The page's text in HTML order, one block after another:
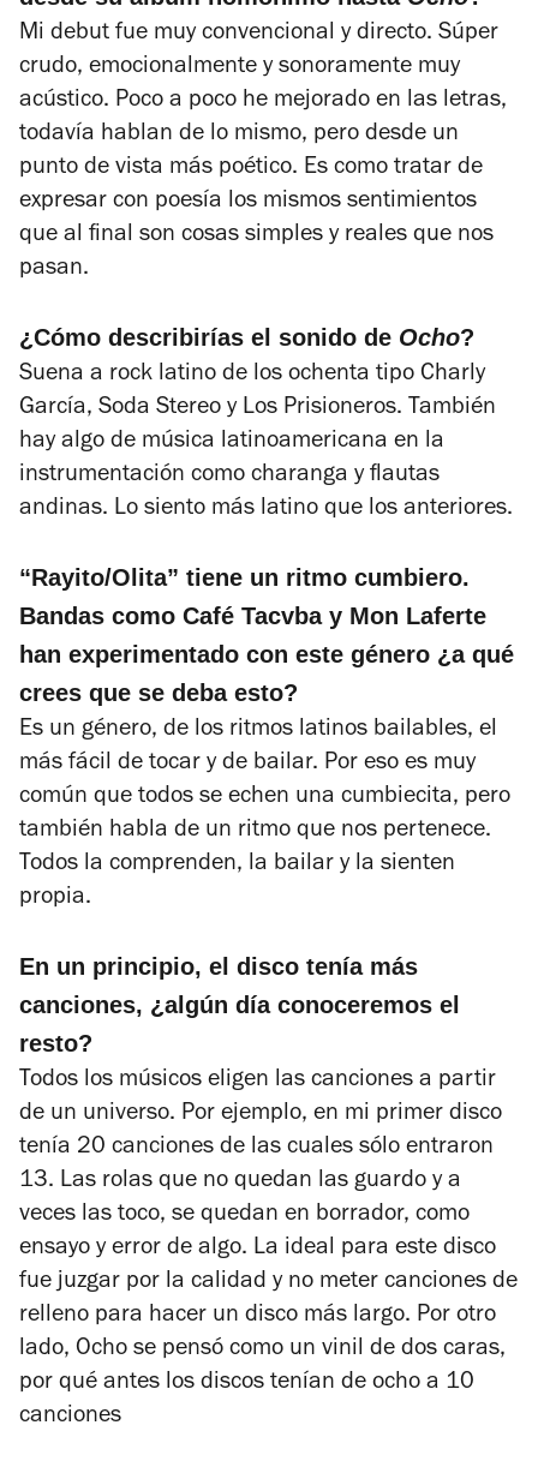
Mi debut fue muy convencional y directo. Súper
crudo, emocionalmente y sonoramente muy
acústico. Poco a poco he mejorado en las letras,
todavía hablan de lo mismo, pero desde un
punto de vista más poético. Es como tratar de
expresar con poesía los mismos sentimientos
que al final son cosas simples y reales que nos
pasan.
¿Cómo describirías el sonido de Ocho?
Suena a rock latino de los ochenta tipo Charly
García, Soda Stereo y Los Prisioneros. También
hay algo de música latinoamericana en la
instrumentación como charanga y flautas
andinas. Lo siento más latino que los anteriores.
“Rayito/Olita” tiene un ritmo cumbiero.
Bandas como Café Tacvba y Mon Laferte
han experimentado con este género ¿a qué
crees que se deba esto?
Es un género, de los ritmos latinos bailables, el
más fácil de tocar y de bailar. Por eso es muy
común que todos se echen una cumbiecita, pero
también habla de un ritmo que nos pertenece.
Todos la comprenden, la bailar y la sienten
propia.
En un principio, el disco tenía más
canciones, ¿algún día conoceremos el
resto?
Todos los músicos eligen las canciones a partir
de un universo. Por ejemplo, en mi primer disco
tenía 20 canciones de las cuales sólo entraron
13. Las rolas que no quedan las guardo y a
veces las toco, se quedan en borrador, como
ensayo y error de algo. La ideal para este disco
fue juzgar por la calidad y no meter canciones de
relleno para hacer un disco más largo. Por otro
lado, Ocho se pensó como un vinil de dos caras,
por qué antes los discos tenían de ocho a 10
canciones